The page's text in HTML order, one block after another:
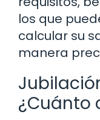
los que
calcular su
manera
¿Cuánto